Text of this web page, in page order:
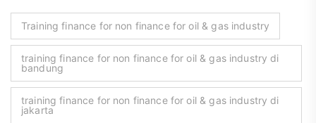
Training finance for non finance for oil & gas industry
training finance for non finance for oil & gas industry di
bandung
training finance for non finance for oil & gas industry di
jakarta